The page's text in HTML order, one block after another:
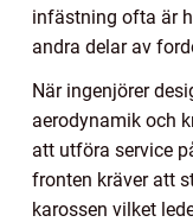
infästning ofta är
andra delar av
När ingenjörer
aerodynamik och
att utföra service
fronten kräver att
karossen vilket